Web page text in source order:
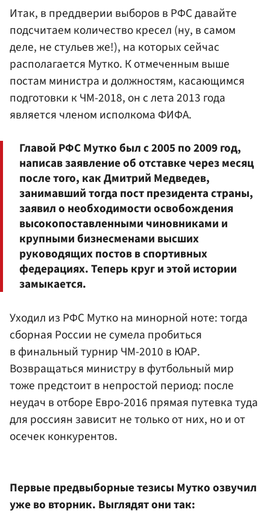
Итак, в преддверии выборов в РФС давайте
подсчитаем количество кресел (ну, в самом
деле, не стульев же!), на которых сейчас
располагается Мутко. К отмеченным выше
постам министра и должностям, касающимся
подготовки к ЧМ-2018, он с лета 2013 года
является членом исполкома ФИФА.
Главой РФС Мутко был с 2005 по 2009 год,
написав заявление об отставке через месяц
после того, как Дмитрий Медведев,
занимавший тогда пост президента страны,
заявил о необходимости освобождения
высокопоставленными чиновниками и
крупными бизнесменами высших
руководящих постов в спортивных
федерациях. Теперь круг и этой истории
замыкается.
Уходил из РФС Мутко на минорной ноте: тогда
сборная России не сумела пробиться
в финальный турнир ЧМ-2010 в ЮАР.
Возвращаться министру в футбольный мир
тоже предстоит в непростой период: после
неудач в отборе Евро-2016 прямая путевка туда
для россиян зависит не только от них, но и от
осечек конкурентов.
Первые предвыборные тезисы Мутко озвучил
уже во вторник. Выглядят они так: